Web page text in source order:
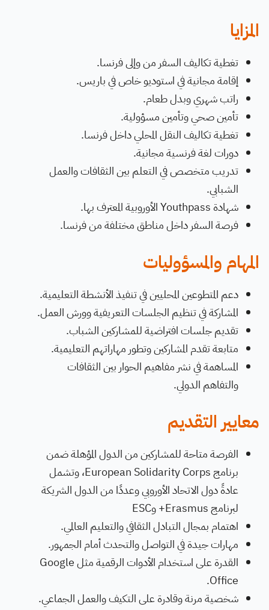
المزايا
تغطية تكاليف السفر من وإلى فرنسا.
إقامة مجانية في استوديو خاص في باريس.
راتب شهري وبدل طعام.
تأمين صحي وتأمين مسؤولية.
تغطية تكاليف النقل المحلي داخل فرنسا.
دورات لغة فرنسية مجانية.
تدريب متخصص في التعلم بين الثقافات والعمل
الشبابي.
شهادة Youthpass الأوروبية المعترف بها.
فرصة السفر داخل مناطق مختلفة من فرنسا.
المهام والمسؤوليات
دعم المتطوعين المحليين في تنفيذ الأنشطة التعليمية.
المشاركة في تنظيم الجلسات التعريفية وورش العمل.
تقديم جلسات افتراضية للمشاركين الشباب.
متابعة تقدم المشاركين وتطور مهاراتهم التعليمية.
المساهمة في نشر مفاهيم الحوار بين الثقافات
والتفاهم الدولي.
معايير التقديم
الفرصة متاحة للمشاركين من الدول المؤهلة ضمن
برنامج European Solidarity Corps، وتشمل
عادةً دول الاتحاد الأوروبي وعددًا من الدول الشريكة
لبرنامج Erasmus+ وESC
اهتمام بمجال التبادل الثقافي والتعليم العالمي.
مهارات جيدة في التواصل والتحدث أمام الجمهور.
القدرة على استخدام الأدوات الرقمية مثل Google
Office.
شخصية مرنة وقادرة على التكيف والعمل الجماعي.